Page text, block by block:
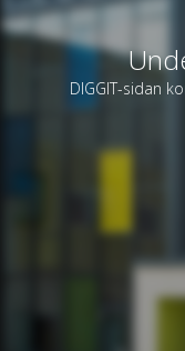
DIGGIT-sidan